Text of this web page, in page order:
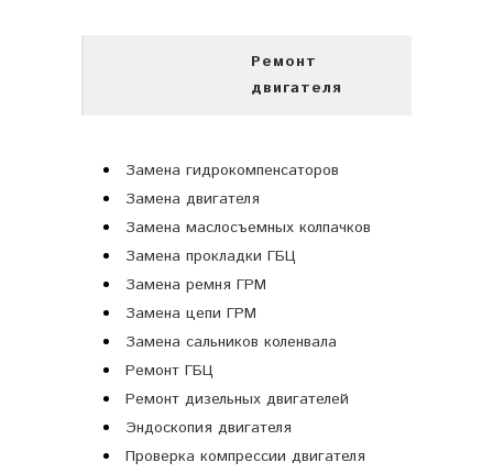
Ремонт
двигателя
Замена гидрокомпенсаторов
Замена двигателя
Замена маслосъемных колпачков
Замена прокладки ГБЦ
Замена ремня ГРМ
Замена цепи ГРМ
Замена сальников коленвала
Ремонт ГБЦ
Ремонт дизельных двигателей
Эндоскопия двигателя
Проверка компрессии двигателя